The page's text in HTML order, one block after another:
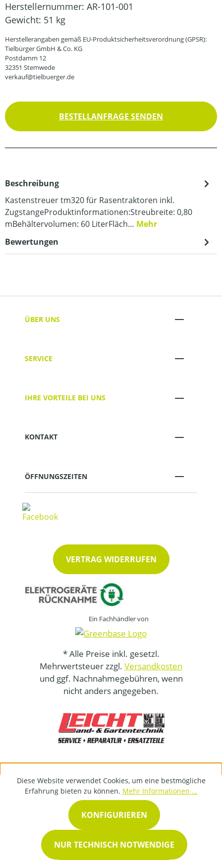
Herstellernummer: AR-101-001
Gewicht: 51 kg
Herstellerangaben gemäß EU-Produktsicherheitsverordnung (GPSR):
Tielbürger GmbH & Co. KG
Postdamm 12
32351 Stemwede
verkauf@tielbuerger.de
BESTELLANFRAGE SENDEN
Beschreibung
Kastenstreuer tm320 für Rasentraktoren inkl.
ZugstangeProduktinformationen:Streubreite: 0,80
mBehältervolumen: 60 LiterFläch… Mehr
Bewertungen
ÜBER UNS
SERVICE
IHRE VORTEILE BEI UNS
KONTAKT
ÖFFNUNGSZEITEN
VERTRAG WIDERRUFEN
Ein Fachhändler von
* Alle Preise inkl. gesetzl.
Mehrwertsteuer zzgl. Versandkosten
und ggf. Nachnahmegebühren, wenn
nicht anders angegeben.
Diese Website verwendet Cookies, um eine bestmögliche
Erfahrung bieten zu können. Mehr Informationen ...
NUR TECHNISCH NOTWENDIGE
KONFIGURIEREN